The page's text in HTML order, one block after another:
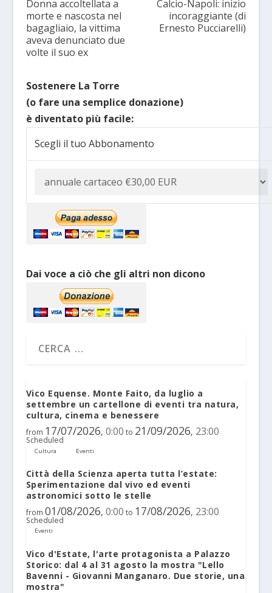
Donna accoltellata a
morte e nascosta nel
bagagliaio, la vittima
aveva denunciato due
volte il suo ex
Calcio-Napoli: inizio
incoraggiante (di
Ernesto Pucciarelli)
Sostenere La Torre
(o fare una semplice donazione)
è diventato più facile:
Scegli il tuo Abbonamento
Dai voce a ciò che gli altri non dicono
Vico Equense. Monte Faito, da luglio a
settembre un cartellone di eventi tra natura,
cultura, cinema e benessere
from 17/07/2026, 0:00 to 21/09/2026, 23:00
Scheduled
Cultura Eventi
Città della Scienza aperta tutta l’estate:
Sperimentazione dal vivo ed eventi
astronomici sotto le stelle
from 01/08/2026, 0:00 to 17/08/2026, 23:00
Scheduled
Eventi
Vico d'Estate, l'arte protagonista a Palazzo
Storico: dal 4 al 31 agosto la mostra "Lello
Bavenni - Giovanni Manganaro. Due storie, una
mostra"